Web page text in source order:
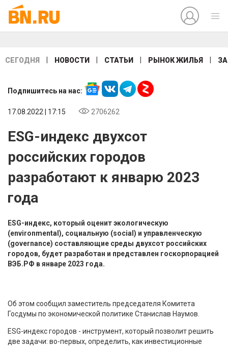
СЕГОДНЯ НОВОСТИ СТАТЬИ РЫНОК ЖИЛЬЯ
Подпишитесь на нас:
17.08.2022 | 17:15 2706262
ESG-индекс двухсот
российских городов
разработают к январю 2023
года
ESG-индекс, который оценит экологическую
(environmental), социальную (social) и управленческую
(governance) составляющие среды двухсот российских
городов, будет разработан и представлен госкорпорацией
ВЭБ.РФ в январе 2023 года.
Об этом сообщил заместитель председателя Комитета
Госдумы по экономической политике Станислав Наумов.
ESG-индекс городов - инструмент, который позволит решить
две задачи: во-первых, определить, как инвестиционные